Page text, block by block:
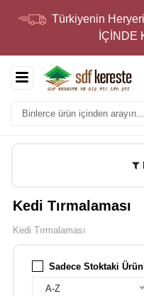
Türkiyenin
İÇİNDE
Kedi Tırmalaması
Kedi Tırmalaması
Sadece Stoktaki
A-Z